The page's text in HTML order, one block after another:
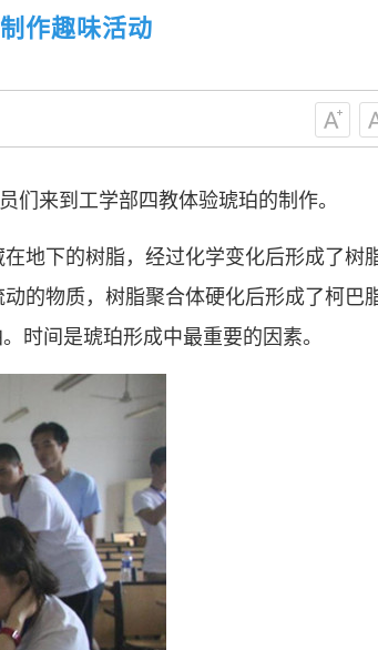
驱动发展服务、为提高全民科学素质服务、为党
平台型科协组织建设，接长手臂，扎根基层，
领广大科技工作者积极进军科技创新，组织开
争先行动，促进科技繁荣发展，促进科学普及
团体，成为科技创新的重要力量。
科协要肩负起党和政府联系科技工作者桥
服务、为提高全民科学素质服务、为党和政府科
，弘扬科学家精神，涵养优良学风。要坚持面向
、面向未来，增进对国际科技界的开放、信任、
，为全面建设社会主义现代化国家、推动构建人
运共同体作出更大贡献。
作趣味活动
们来到工学部四教体验琥珀的制作。
地下的树脂，经过化学变化后形成了树
的物质，树脂聚合体硬化后形成了柯巴
时间是琥珀形成中最重要的因素。